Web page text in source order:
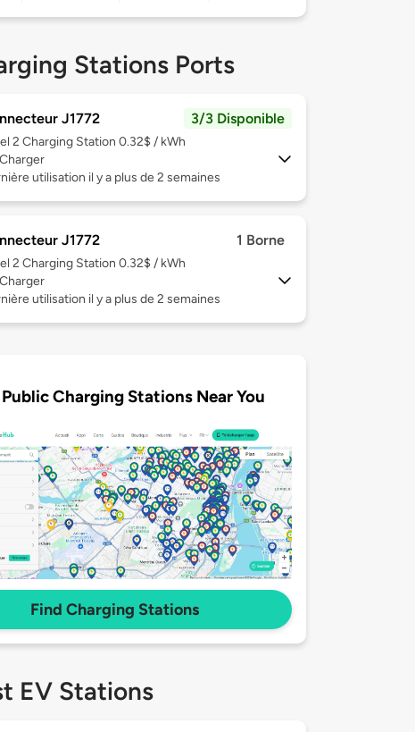
Stations Ports
J1772 3/3 Disponible
2 Charging Station 0.32$ / kWh
utilisation il y a plus de 2 semaines
J1772 1 Borne
2 Charging Station 0.32$ / kWh
utilisation il y a plus de 2 semaines
Charging Stations Near You
Find Charging Stations
EV Stations